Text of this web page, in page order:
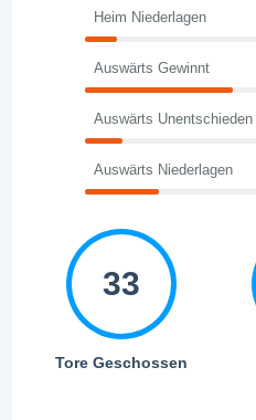
Heim Niederlagen
Auswärts Gewinnt
Auswärts Unentschieden
Auswärts Niederlagen
33
Tore Geschossen